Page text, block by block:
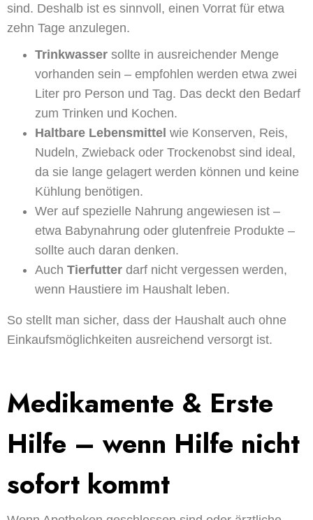
sind. Deshalb ist es sinnvoll, einen Vorrat für etwa
zehn Tage anzulegen.
Trinkwasser sollte in ausreichender Menge
vorhanden sein – empfohlen werden etwa zwei
Liter pro Person und Tag. Das deckt den Bedarf
zum Trinken und Kochen.
Haltbare Lebensmittel wie Konserven, Reis,
Nudeln, Zwieback oder Trockenobst sind ideal,
da sie lange gelagert werden können und keine
Kühlung benötigen.
Wer auf spezielle Nahrung angewiesen ist –
etwa Babynahrung oder glutenfreie Produkte –
sollte auch daran denken.
Auch Tierfutter darf nicht vergessen werden,
wenn Haustiere im Haushalt leben.
So stellt man sicher, dass der Haushalt auch ohne
Einkaufsmöglichkeiten ausreichend versorgt ist.
Medikamente & Erste
Hilfe – wenn Hilfe nicht
sofort kommt